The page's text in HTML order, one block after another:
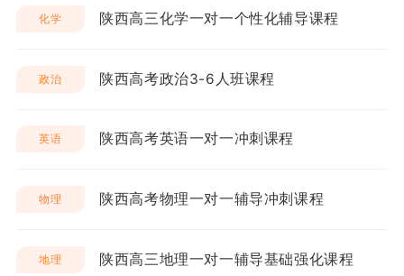
化学 陕西高三化学一对一个性化辅导课程
政治 陕西高考政治3-6人班课程
英语 陕西高考英语一对一冲刺课程
物理 陕西高考物理一对一辅导冲刺课程
地理 陕西高三地理一对一辅导基础强化课程